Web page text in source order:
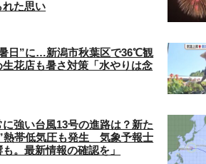
れた思い
日”に…新潟市秋葉区で36℃観
花店も暑さ対策「水やりは念
に強い台風13号の進路は？新た
熱帯低気圧も発生 気象予報士
も。最新情報の確認を」